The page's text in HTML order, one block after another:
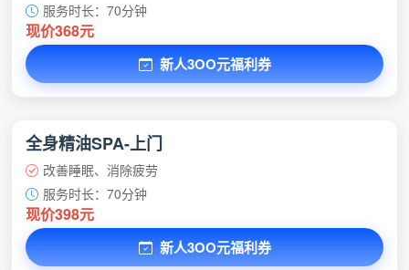
服务时长：70分钟
现价368元
新人3OO元福利券
全身精油SPA-上门
改善睡眠、消除疲劳
服务时长：70分钟
现价398元
新人3OO元福利券